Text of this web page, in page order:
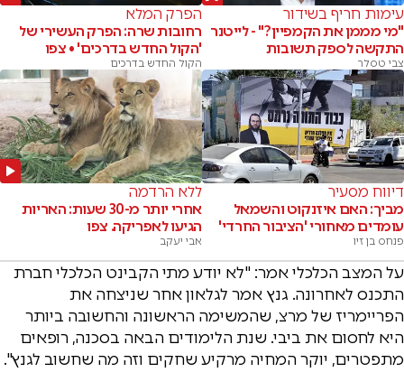
עימות חריף בשידור
"מי מממן את הקמפיין?" - לייטנר
התקשה לספק תשובות
צבי טסלר
הפרק המלא
רחובות שרה: הפרק העשירי של
'הקול החדש בדרכים' • צפו
הקול החדש בדרכים
דיווח מסעיר
מביך: האם איזנקוט והשמאל
עומדים מאחורי 'הציבור החרדי'
פנחס בן זיו
ללא הרדמה
אחרי יותר מ-30 שעות: האריות
הגיעו לאפריקה. צפו
אבי יעקב
על המצב הכלכלי אמר: "לא יודע מתי הקבינט הכלכלי חברת
התכנס לאחרונה. גנץ אמר לגלאון אחר שניצחה את
הפריימריז של מרצ, שהמשימה הראשונה והחשובה ביותר
היא לחסום את ביבי. שנת הלימודים הבאה בסכנה, רופאים
מתפטרים, יוקר המחיה מרקיע שחקים וזה מה שחשוב לגנץ".